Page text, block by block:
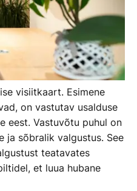
visiitkaart. Esimene
on vastutav usalduse
eest. Vastuvõtu puhul on
ja sõbralik valgustus. See
teatavates
et luua hubane